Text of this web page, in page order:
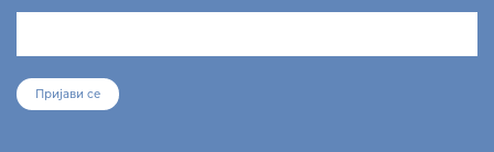
Пријави се